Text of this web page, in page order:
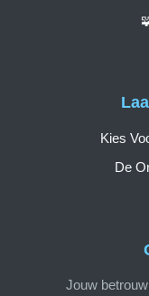
Jouw
Kies
De